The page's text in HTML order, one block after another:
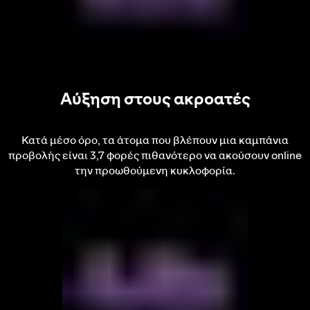
Αύξηση στους ακροατές
Κατά μέσο όρο, τα άτομα που βλέπουν μια καμπάνια
προβολής είναι 3,7 φορές πιθανότερο να ακούσουν online
την προωθούμενη κυκλοφορία.